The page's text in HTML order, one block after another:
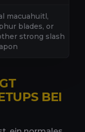
macuahuitl,
blades, or
strong slash
BEI